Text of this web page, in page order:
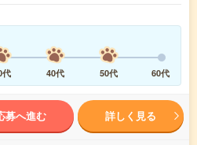
代 40代 50代 60代
募へ進む 詳しく見る